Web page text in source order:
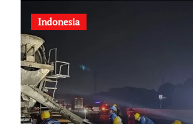
Indonesia